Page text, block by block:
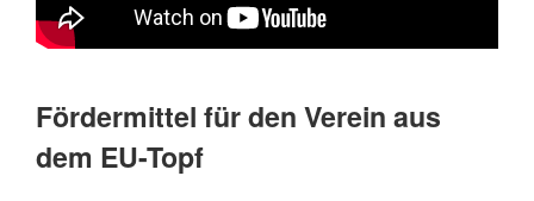
Fördermittel für den Verein aus
dem EU-Topf